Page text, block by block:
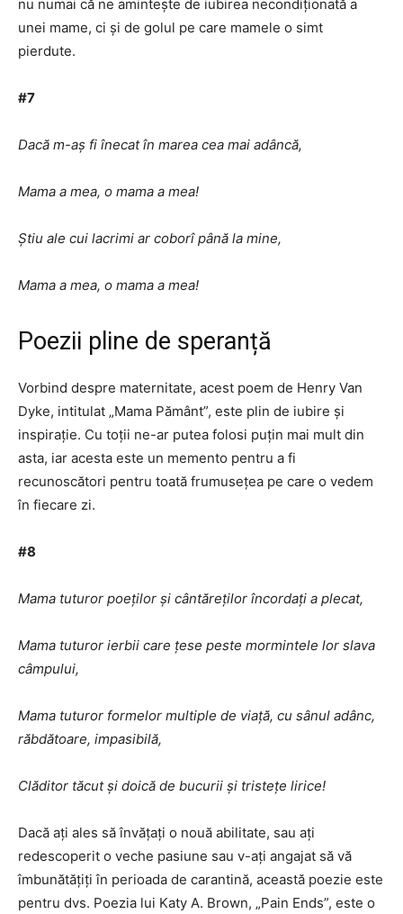
nu numai că ne amintește de iubirea necondiționată a
unei mame, ci și de golul pe care mamele o simt
pierdute.
#7
Dacă m-aș fi înecat în marea cea mai adâncă,
Mama a mea, o mama a mea!
Știu ale cui lacrimi ar coborî până la mine,
Mama a mea, o mama a mea!
Poezii pline de speranță
Vorbind despre maternitate, acest poem de Henry Van
Dyke, intitulat „Mama Pământ”, este plin de iubire și
inspirație. Cu toții ne-ar putea folosi puțin mai mult din
asta, iar acesta este un memento pentru a fi
recunoscători pentru toată frumusețea pe care o vedem
în fiecare zi.
#8
Mama tuturor poeților și cântăreților încordați a plecat,
Mama tuturor ierbii care țese peste mormintele lor slava
câmpului,
Mama tuturor formelor multiple de viață, cu sânul adânc,
răbdătoare, impasibilă,
Clăditor tăcut și doică de bucurii și tristețe lirice!
Dacă ați ales să învățați o nouă abilitate, sau ați
redescoperit o veche pasiune sau v-ați angajat să vă
îmbunătățiți în perioada de carantină, această poezie este
pentru dvs. Poezia lui Katy A. Brown, „Pain Ends”, este o